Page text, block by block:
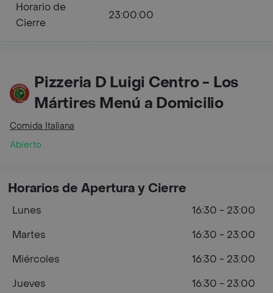
Horario de
Cierre
23:00:00
Pizzeria D Luigi Centro - Los
Mártires Menú a Domicilio
Comida Italiana
Abierto
Horarios de Apertura y Cierre
Lunes
16:30 - 23:00
Martes
16:30 - 23:00
Miércoles
16:30 - 23:00
Jueves
16:30 - 23:00